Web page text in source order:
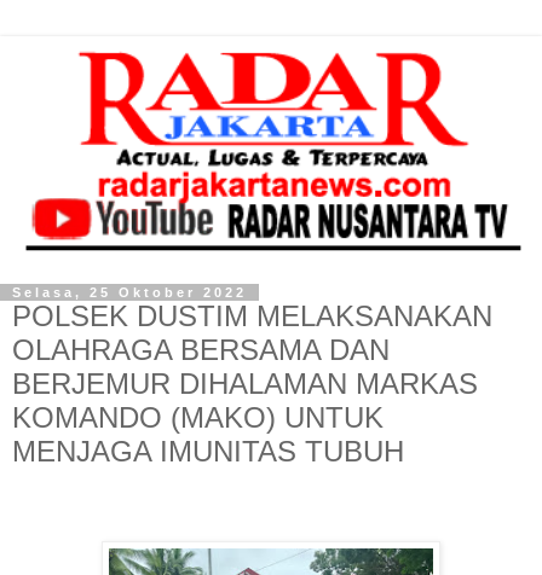
Selasa, 25 Oktober 2022
POLSEK DUSTIM MELAKSANAKAN
OLAHRAGA BERSAMA DAN
BERJEMUR DIHALAMAN MARKAS
KOMANDO (MAKO) UNTUK
MENJAGA IMUNITAS TUBUH